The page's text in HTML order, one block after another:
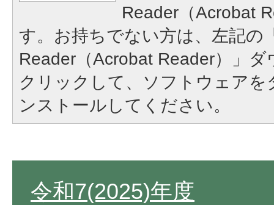
Reader（Acrobat
す。お持ちでない方は、左記の
Reader（Acrobat Reader）」
クリックして、ソフトウェア
ンストールしてください。
令和7(2025)年度